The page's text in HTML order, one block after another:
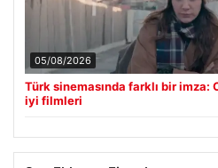
05/08/2026
Türk sinemasında farklı bir imza:
iyi filmleri